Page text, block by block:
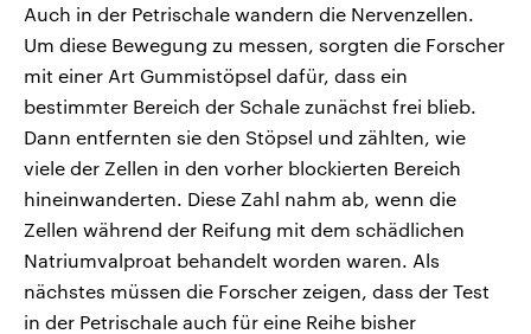
Auch in der Petrischale wandern die Nervenzellen.
Um diese Bewegung zu messen, sorgten die Forscher
mit einer Art Gummistöpsel dafür, dass ein
bestimmter Bereich der Schale zunächst frei blieb.
Dann entfernten sie den Stöpsel und zählten, wie
viele der Zellen in den vorher blockierten Bereich
hineinwanderten. Diese Zahl nahm ab, wenn die
Zellen während der Reifung mit dem schädlichen
Natriumvalproat behandelt worden waren. Als
nächstes müssen die Forscher zeigen, dass der Test
in der Petrischale auch für eine Reihe bisher